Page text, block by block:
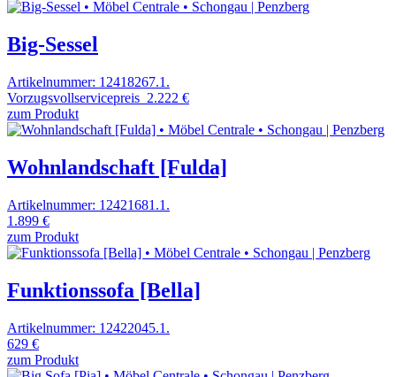
Big-Sessel
Artikelnummer: 12418267.1.
Vorzugsvollservicepreis 2.222 €
zum Produkt
Wohnlandschaft [Fulda]
Artikelnummer: 12421681.1.
1.899 €
zum Produkt
Funktionssofa [Bella]
Artikelnummer: 12422045.1.
629 €
zum Produkt